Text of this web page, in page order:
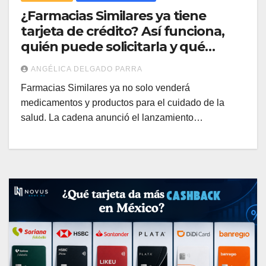
¿Farmacias Similares ya tiene
tarjeta de crédito? Así funciona,
quién puede solicitarla y qué
beneficios ofrece
ANGÉLICA DELGADO PARRA
Farmacias Similares ya no solo venderá
medicamentos y productos para el cuidado de la
salud. La cadena anunció el lanzamiento…